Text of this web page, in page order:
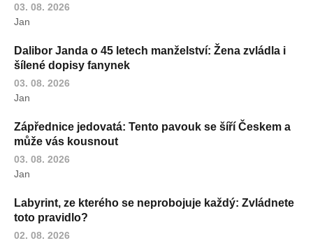
03. 08. 2026
Jan
Dalibor Janda o 45 letech manželství: Žena zvládla i
šílené dopisy fanynek
03. 08. 2026
Jan
Zápřednice jedovatá: Tento pavouk se šíří Českem a
může vás kousnout
03. 08. 2026
Jan
Labyrint, ze kterého se neprobojuje každý: Zvládnete
toto pravidlo?
02. 08. 2026